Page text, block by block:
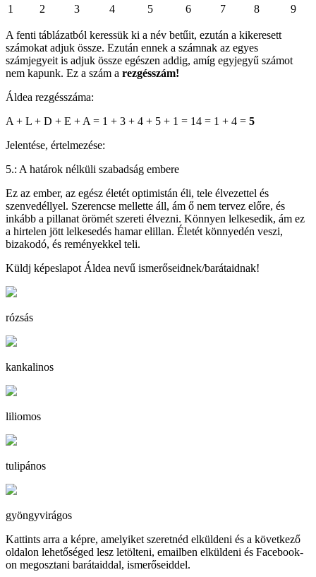
1
2 3 4 5 6 7 8 9
A fenti táblázatból keressük ki a név betűit, ezután a kikeresett
számokat adjuk össze. Ezután ennek a számnak az egyes
számjegyeit is adjuk össze egészen addig, amíg egyjegyű számot
nem kapunk. Ez a szám a rezgésszám!
Áldea rezgésszáma:
A + L + D + E + A = 1 + 3 + 4 + 5 + 1 = 14 = 1 + 4 = 5
Jelentése, értelmezése:
5.: A határok nélküli szabadság embere
Ez az ember, az egész életét optimistán éli, tele élvezettel és
szenvedéllyel. Szerencse mellette áll, ám ő nem tervez előre, és
inkább a pillanat örömét szereti élvezni. Könnyen lelkesedik, ám ez
a hirtelen jött lelkesedés hamar elillan. Életét könnyedén veszi,
bizakodó, és reményekkel teli.
Küldj képeslapot Áldea nevű ismerőseidnek/barátaidnak!
rózsás
kankalinos
liliomos
tulipános
gyöngyvirágos
Kattints arra a képre, amelyiket szeretnéd elküldeni és a következő
oldalon lehetőséged lesz letölteni, emailben elküldeni és Facebook-
on megosztani barátaiddal, ismerőseiddel.